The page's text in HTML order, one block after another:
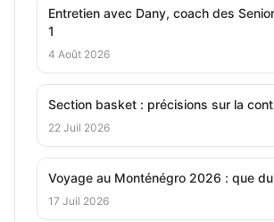
Entretien avec Dany, coach des
1
4 Août 2026
Section basket : précisions sur la
22 Juil 2026
Voyage au Monténégro 2026 : que
17 Juil 2026